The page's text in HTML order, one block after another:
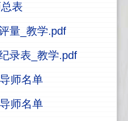
表
量_教学.pdf
录表_教学.pdf
师名单
师名单